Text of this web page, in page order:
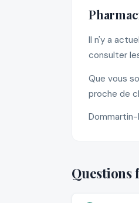
Il n'y a
consulter
Que vous
proche de
Questions